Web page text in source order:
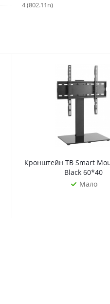
4 (802.11n)
Кронштейн ТВ Smart
Black 60*40
Мало